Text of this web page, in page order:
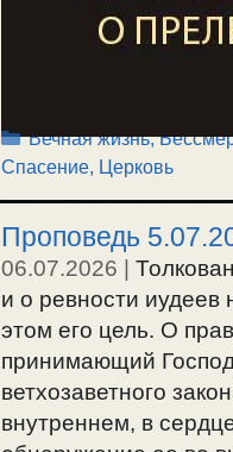
Рубрики
Вечная жизнь,
Спасение, Церковь
Проповедь
06.07.2026 |
и о ревности иудеев
этом его цель. О
принимающий
ветхозаветного
внутреннем, в